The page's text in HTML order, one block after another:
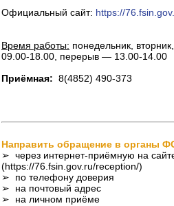
Официальный сайт: https://
Время работы: понедельник,
09.00-18.00, перерыв — 13.00-14.00
Приёмная: 8(4852) 490-373
Направить обращение в органы
➢ через интернет-приёмную на
(https://76.fsin.gov.ru/reception/)
➢ по телефону доверия
➢ на почтовый адрес
➢ на личном приёме